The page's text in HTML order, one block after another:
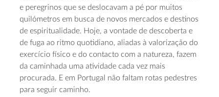
e peregrinos que se deslocavam a pé por muitos
quilómetros em busca de novos mercados e destinos
de espiritualidade. Hoje, a vontade de descoberta e
de fuga ao ritmo quotidiano, aliadas à valorização do
exercício físico e do contacto com a natureza, fazem
da caminhada uma atividade cada vez mais
procurada. E em Portugal não faltam rotas pedestres
para seguir caminho.